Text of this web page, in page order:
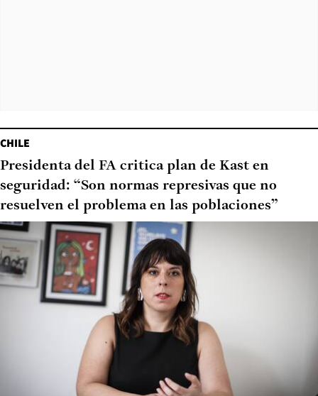
CHILE
Presidenta del FA critica plan de Kast en
seguridad: “Son normas represivas que no
resuelven el problema en las poblaciones”